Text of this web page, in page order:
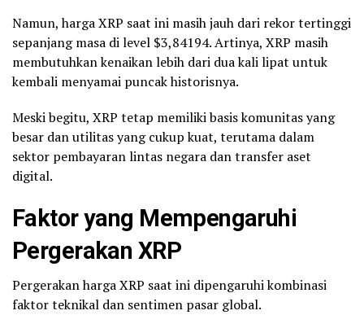
Namun, harga XRP saat ini masih jauh dari rekor tertinggi
sepanjang masa di level $3,84194. Artinya, XRP masih
membutuhkan kenaikan lebih dari dua kali lipat untuk
kembali menyamai puncak historisnya.
Meski begitu, XRP tetap memiliki basis komunitas yang
besar dan utilitas yang cukup kuat, terutama dalam
sektor pembayaran lintas negara dan transfer aset
digital.
Faktor yang Mempengaruhi
Pergerakan XRP
Pergerakan harga XRP saat ini dipengaruhi kombinasi
faktor teknikal dan sentimen pasar global.